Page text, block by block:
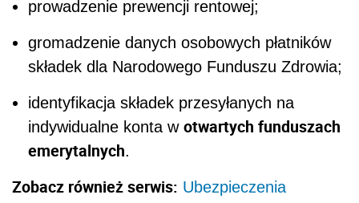
prowadzenie prewencji rentowej;
gromadzenie danych osobowych płatników
składek dla Narodowego Funduszu Zdrowia;
identyfikacja składek przesyłanych na
indywidualne konta w otwartych funduszach
emerytalnych.
Zobacz również serwis: Ubezpieczenia